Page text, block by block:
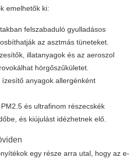
emelhetők ki:
felszabaduló gyulladásos
az asztmás tüneteket.
illatanyagok és az aeroszol
hörgőszűkületet.
anyagok allergénként
és ultrafinom részecskék
és kiújulást idézhetnek elő.
egy része arra utal, hogy az e-